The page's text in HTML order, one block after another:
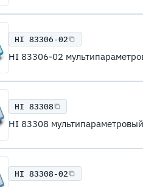
HI 83306-02
HI 83306-02
HI 83308
HI 83308
HI 83308-02